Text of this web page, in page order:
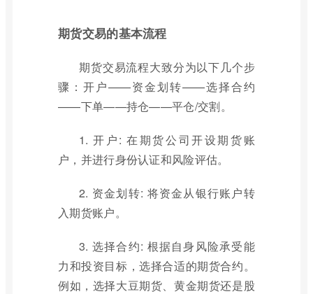
期货交易的基本流程
期货交易流程大致分为以下几个步
骤：开户——资金划转——选择合约
——下单——持仓——平仓/交割。
1. 开户: 在期货公司开设期货账
户，并进行身份认证和风险评估。
2. 资金划转: 将资金从银行账户转
入期货账户。
3. 选择合约: 根据自身风险承受能
力和投资目标，选择合适的期货合约。
例如，选择大豆期货、黄金期货还是股